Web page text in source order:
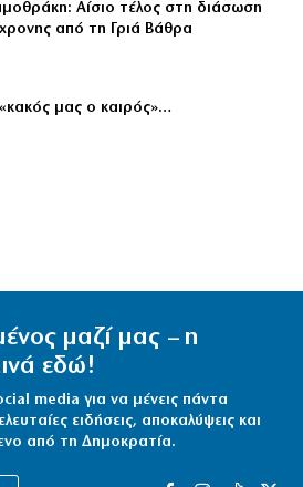
Αίσιο τέλος στη διάσωση
από τη Γριά Βάθρα
μας ο καιρός»…
μαζί μας – η
εδώ!
media για να μένεις πάντα
ειδήσεις, αποκαλύψεις και
από τη Δημοκρατία.